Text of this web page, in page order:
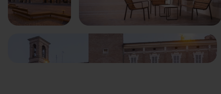
Précédent Suivant